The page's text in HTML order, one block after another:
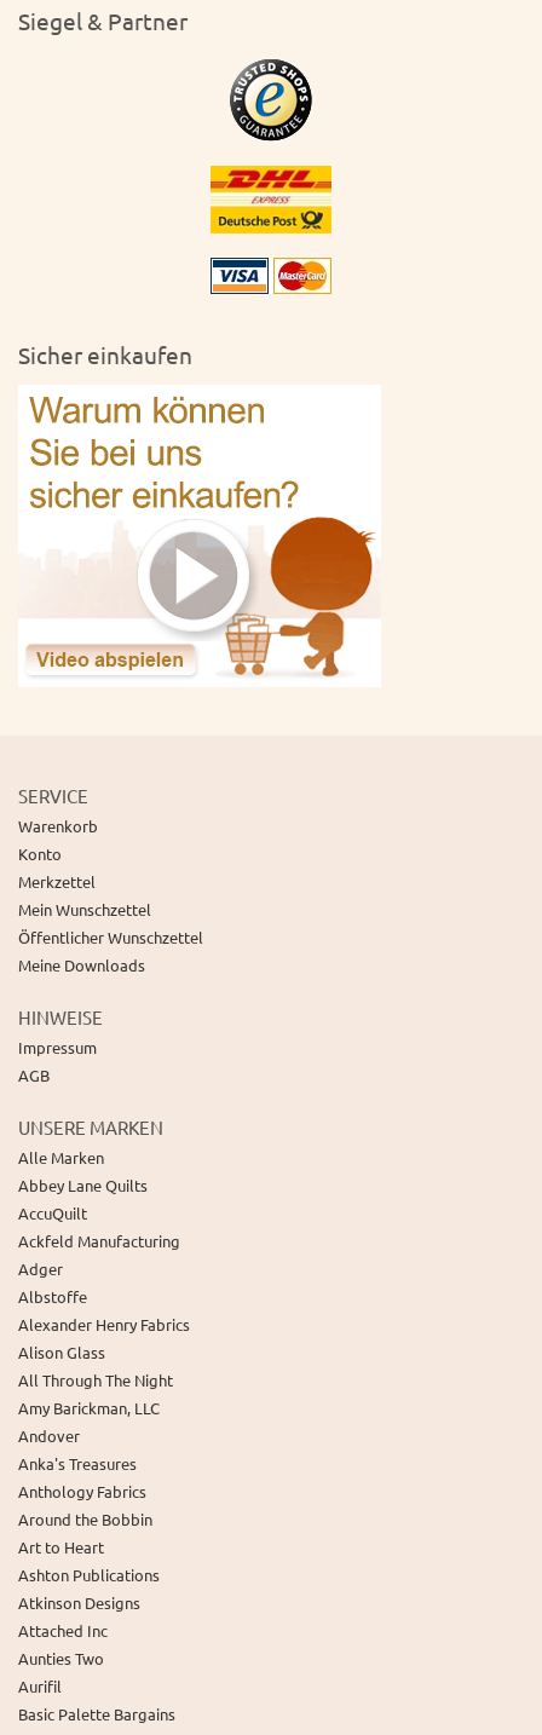
Siegel & Partner
Sicher einkaufen
SERVICE
Warenkorb
Konto
Merkzettel
Mein Wunschzettel
Öffentlicher Wunschzettel
Meine Downloads
HINWEISE
Impressum
AGB
UNSERE MARKEN
Alle Marken
Abbey Lane Quilts
AccuQuilt
Ackfeld Manufacturing
Adger
Albstoffe
Alexander Henry Fabrics
Alison Glass
All Through The Night
Amy Barickman, LLC
Andover
Anka's Treasures
Anthology Fabrics
Around the Bobbin
Art to Heart
Ashton Publications
Atkinson Designs
Attached Inc
Aunties Two
Aurifil
Basic Palette Bargains